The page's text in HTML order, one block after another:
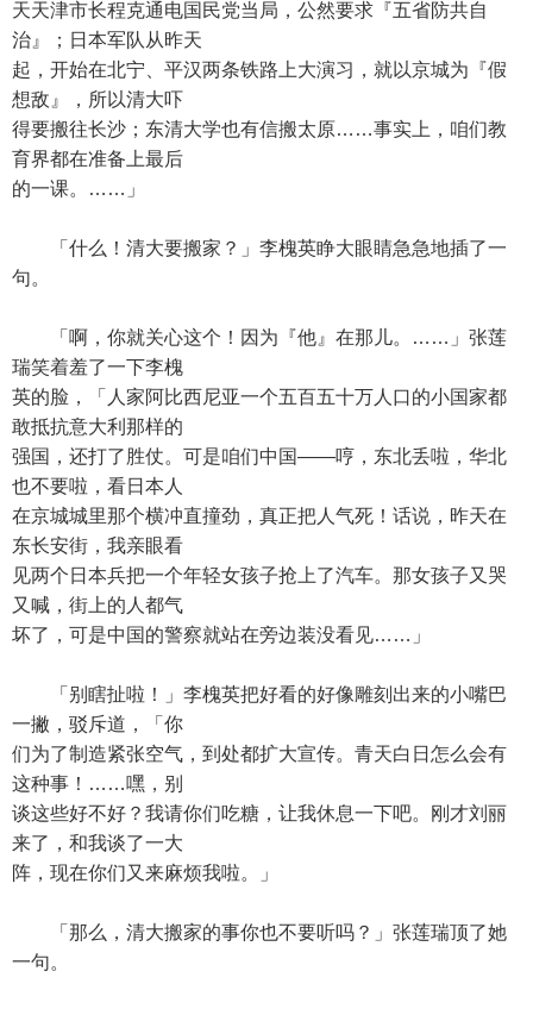
天天津市长程克通电国民党当局，公然要求『五省防共自
治』；日本军队从昨天
起，开始在北宁、平汉两条铁路上大演习，就以京城为『假
想敌』，所以清大吓
得要搬往长沙；东清大学也有信搬太原……事实上，咱们教
育界都在准备上最后
的一课。……」
「什么！清大要搬家？」李槐英睁大眼睛急急地插了一
句。
「啊，你就关心这个！因为『他』在那儿。……」张莲
瑞笑着羞了一下李槐
英的脸，「人家阿比西尼亚一个五百五十万人口的小国家都
敢抵抗意大利那样的
强国，还打了胜仗。可是咱们中国——哼，东北丢啦，华北
也不要啦，看日本人
在京城城里那个横冲直撞劲，真正把人气死！话说，昨天在
东长安街，我亲眼看
见两个日本兵把一个年轻女孩子抢上了汽车。那女孩子又哭
又喊，街上的人都气
坏了，可是中国的警察就站在旁边装没看见……」
「别瞎扯啦！」李槐英把好看的好像雕刻出来的小嘴巴
一撇，驳斥道，「你
们为了制造紧张空气，到处都扩大宣传。青天白日怎么会有
这种事！……嘿，别
谈这些好不好？我请你们吃糖，让我休息一下吧。刚才刘丽
来了，和我谈了一大
阵，现在你们又来麻烦我啦。」
「那么，清大搬家的事你也不要听吗？」张莲瑞顶了她
一句。